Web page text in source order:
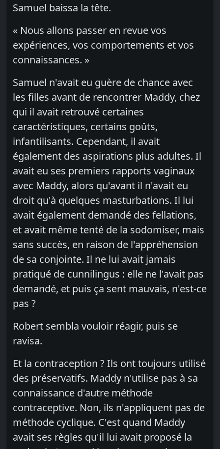
Samuel baissa la tête.
« Nous allons passer en revue vos
expériences, vos comportements et vos
connaissances. »
Samuel n'avait eu guère de chance avec
les filles avant de rencontrer Maddy, chez
qui il avait retrouvé certaines
caractéristiques, certains goûts,
infantilisants. Cependant, il avait
également des aspirations plus adultes. Il
avait eu ses premiers rapports vaginaux
avec Maddy, alors qu'avant il n'avait eu
droit qu'à quelques masturbations. Il lui
avait également demandé des fellations,
et avait même tenté de la sodomiser, mais
sans succès, en raison de l'appréhension
de sa conjointe. Il ne lui avait jamais
pratiqué de cunnilingus : elle ne l'avait pas
demandé, et puis ça sent mauvais, n'est-ce
pas ?
Robert sembla vouloir réagir, puis se
ravisa.
Et la contraception ? Ils ont toujours utilisé
des préservatifs. Maddy n'utilise pas à sa
connaissance d'autre méthode
contraceptive. Non, ils n'appliquent pas de
méthode cyclique. C'est quand Maddy
avait ses règles qu'il lui avait proposé la